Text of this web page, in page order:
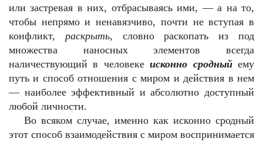
или застревая в них, отбрасываясь ими, — а на то,
чтобы непрямо и ненавязчиво, почти не вступая в
конфликт, раскрыть, словно раскопать из под
множества наносных элементов всегда
наличествующий в человекеисконно сродныйему
путь и способ отношения с миром и действия в нем
— наиболее эффективный и абсолютно доступный
любой личности.
Во всяком случае, именно как исконно сродный
этот способ взаимодействия с миром воспринимается